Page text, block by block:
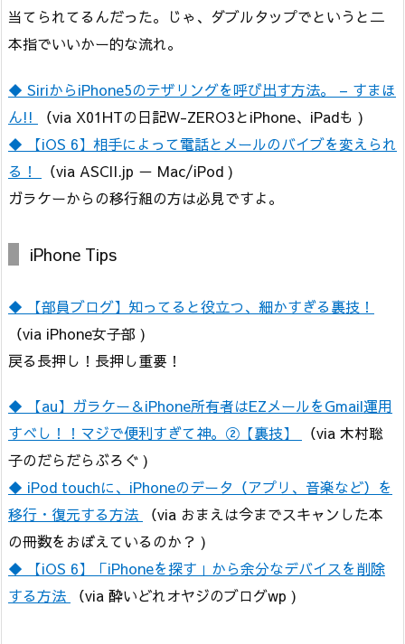
当てられてるんだった。じゃ、ダブルタップでというと二
本指でいいかー的な流れ。
◆ SiriからiPhone5のテザリングを呼び出す方法。 – すまほ
ん!!
（via X01HTの日記W-ZERO3とiPhone、iPadも )
◆ 【iOS 6】相手によって電話とメールのバイブを変えられ
る！
（via ASCII.jp － Mac/iPod )
ガラケーからの移行組の方は必見ですよ。
iPhone Tips
◆ 【部員ブログ】知ってると役立つ、細かすぎる裏技！
（via iPhone女子部 )
戻る長押し！長押し重要！
◆ 【au】ガラケー＆iPhone所有者はEZメールをGmail運用
すべし！！マジで便利すぎて神。②【裏技】
（via 木村聡
子のだらだらぶろぐ )
◆ iPod touchに、iPhoneのデータ（アプリ、音楽など）を
移行・復元する方法
（via おまえは今までスキャンした本
の冊数をおぼえているのか？ )
◆ 【iOS 6】「iPhoneを探す」から余分なデバイスを削除
する方法
（via 酔いどれオヤジのブログwp )